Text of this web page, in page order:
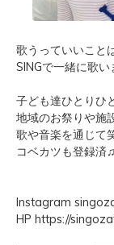
歌うっていいこと
SINGで一緒に歌い
子ども達ひとりひ
地域のお祭りや施
歌や音楽を通じて
コベカツも登録済♫
Instagram
HP https://